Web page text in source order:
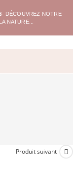
DÉCOUVREZ NOTRE
NATURE...
Produit suivant